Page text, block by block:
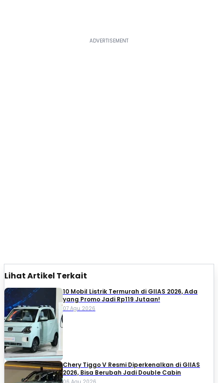
Lihat Artikel Terkait
10 Mobil Listrik Termurah di GIIAS 2026, Ada
yang Promo Jadi Rp119 Jutaan!
07 Agu 2026
Chery Tiggo V Resmi Diperkenalkan di GIIAS
2026, Bisa Berubah Jadi Double Cabin